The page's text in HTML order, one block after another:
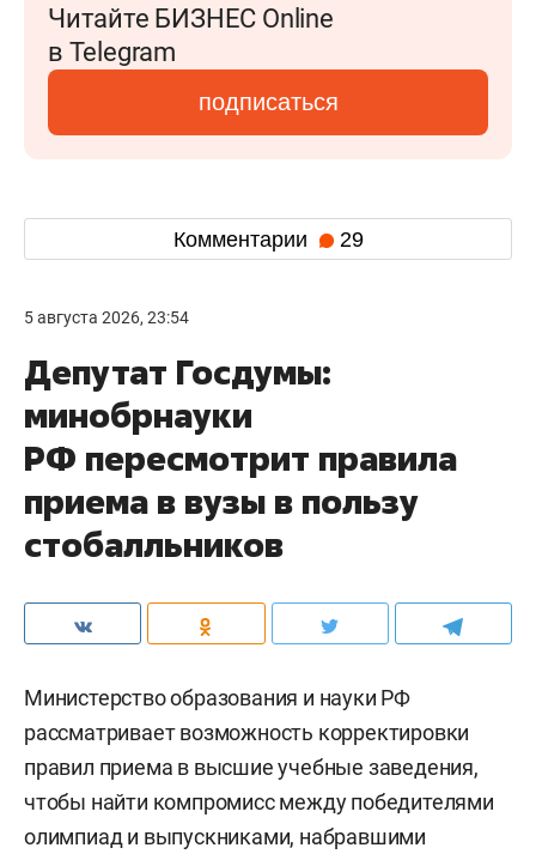
Читайте БИЗНЕС Online
в Telegram
подписаться
Комментарии 29
5 августа 2026, 23:54
Депутат Госдумы:
минобрнауки
РФ пересмотрит правила
приема в вузы в пользу
стобалльников
Министерство образования и науки РФ
рассматривает возможность корректировки
правил приема в высшие учебные заведения,
чтобы найти компромисс между победителями
олимпиад и выпускниками, набравшими